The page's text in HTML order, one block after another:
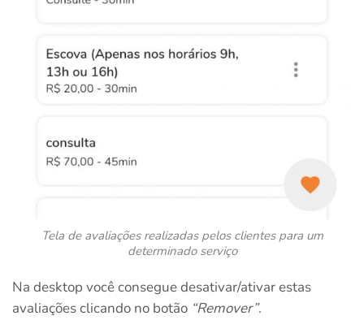
Tela de avaliações realizadas pelos clientes para um
determinado serviço
Na desktop você consegue desativar/ativar estas
avaliações clicando no botão “Remover”.